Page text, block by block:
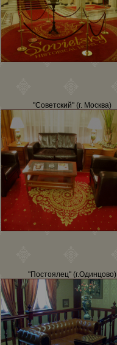
"Советский" (г. Москва)
"Постоялец" (г.Одинцово)